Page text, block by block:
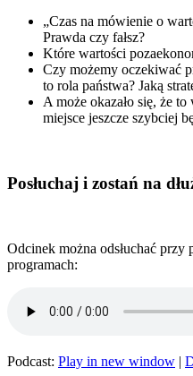
„Czas na mówienie o
Prawda czy fałsz?
Które wartości
Czy możemy oczekiwać
to rola państwa? Jaką
A może okazało się, że
miejsce jeszcze szybciej
Posłuchaj i zostań na
Odcinek można odsłuchać
programach:
Podcast: Play in new window |